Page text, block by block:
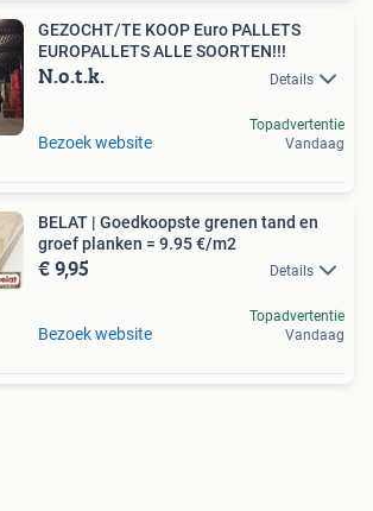
GEZOCHT/TE KOOP Euro PALLETS
EUROPALLETS ALLE SOORTEN!!!
N.o.t.k. Details
Bezoek website
Topadvertentie
Vandaag
BELAT | Goedkoopste grenen tand en
groef planken = 9.95 €/m2
€ 9,95 Details
Bezoek website
Topadvertentie
Vandaag